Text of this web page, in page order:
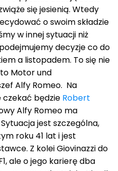
się jesienią. Wtedy
o swoim składzie
w innej sytuacji niż
decyzje co do
a listopadem. To się nie
Motor und
Alfy Romeo. Na
czekać będzie Robert
Alfy Romeo ma
jest szczególna,
roku 41 lat i jest
Z kolei Giovinazzi do
ale o jego karierę dba